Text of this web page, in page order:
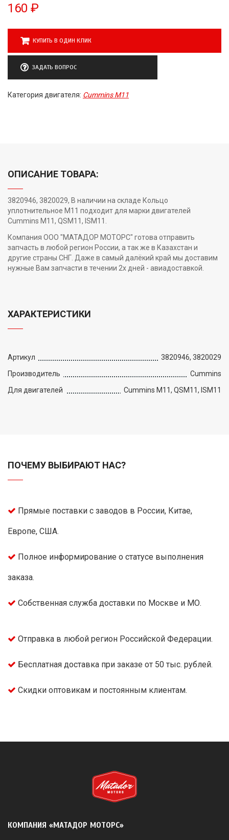
160 ₽
КУПИТЬ В ОДИН КЛИК
ЗАДАТЬ ВОПРОС
Категория двигателя: Cummins M11
ОПИСАНИЕ ТОВАРА:
3820946, 3820029, В наличии на складе Кольцо
уплотнительное M11 подходит для марки двигателей
Cummins M11, QSM11, ISM11.
Компания ООО "МАТАДОР МОТОРС" готова отправить
запчасть в любой регион России, а так же в Казахстан и
другие страны СНГ. Даже в самый далёкий край мы доставим
нужные Вам запчасти в течении 2х дней - авиадоставкой.
ХАРАКТЕРИСТИКИ
Артикул
3820946, 3820029
Производитель
Cummins
Для двигателей
Cummins M11, QSM11, ISM11
ПОЧЕМУ ВЫБИРАЮТ НАС?
Прямые поставки с заводов в России, Китае,
Европе, США.
Полное информирование о статусе выполнения
заказа.
Собственная служба доставки по Москве и МО.
Отправка в любой регион Российской Федерации.
Бесплатная доставка при заказе от 50 тыс. рублей.
Скидки оптовикам и постоянным клиентам.
КОМПАНИЯ «МАТАДОР МОТОРС»